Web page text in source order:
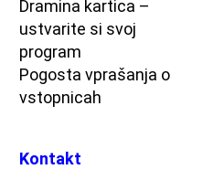
Dramina kartica –
ustvarite si svoj
program
Pogosta vprašanja o
vstopnicah
Kontakt